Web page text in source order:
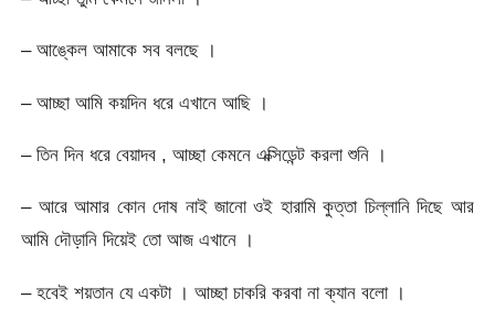
– আঙ্কেল আমাকে সব বলছে ।
– আচ্ছা আমি কয়দিন ধরে এখানে আছি ।
– তিন দিন ধরে বেয়াদব , আচ্ছা কেমনে এক্সিডেন্ট করলা শুনি ।
– আরে আমার কোন দোষ নাই জানো ওই হারামি কুত্তা চিল্লানি দিছে আর
আমি দৌড়ানি দিয়েই তো আজ এখানে ।
– হবেই শয়তান যে একটা । আচ্ছা চাকরি করবা না ক্যান বলো ।